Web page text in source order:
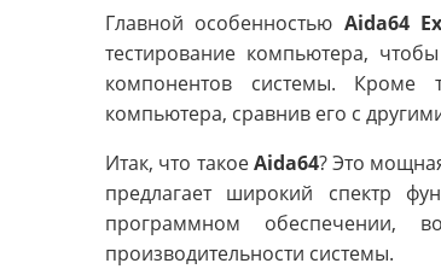
Главной особенностью Aida64
тестирование компьютера,
компонентов системы. Кроме
компьютера, сравнив его с
Итак, что такоеAida64? Это
предлагает широкий спектр
программном обеспечении,
производительности системы.